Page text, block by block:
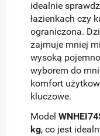
idealnie
łazienkach czy
ograniczona.
zajmuje mniej
wysoką
wyborem do
komfort
kluczowe.
Model
kg, co jest